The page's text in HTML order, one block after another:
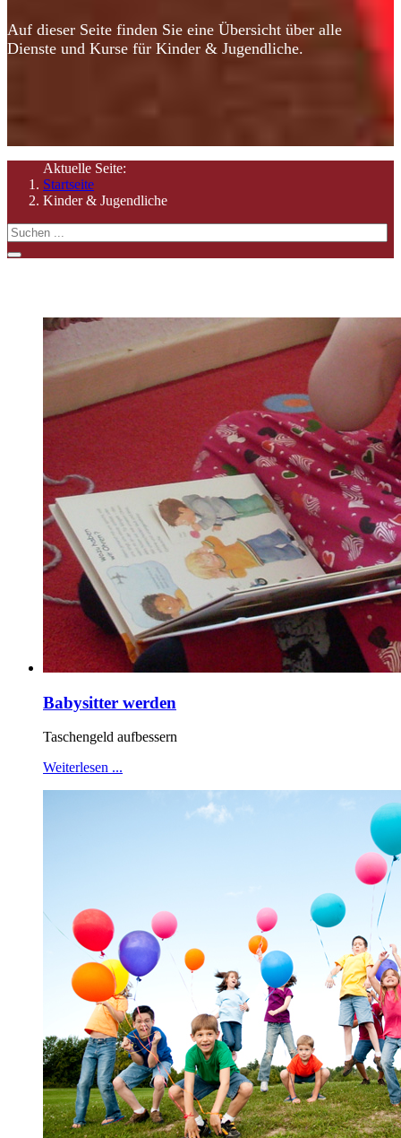
Auf dieser Seite finden Sie eine Übersicht über alle
Dienste und Kurse für Kinder & Jugendliche.
Aktuelle Seite:
Startseite
Kinder & Jugendliche
Babysitter werden
Taschengeld aufbessern
Weiterlesen ...